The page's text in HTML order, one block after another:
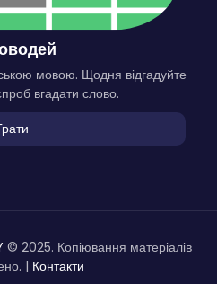
мовою. Щодня відгадуйте
вгадати слово.
© 2025. Копіювання матеріалів
| Контакти